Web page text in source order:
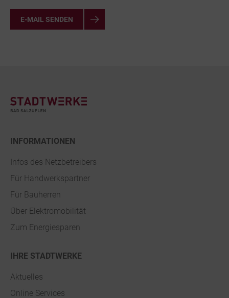
E-MAIL SENDEN
INFORMATIONEN
Infos des Netzbetreibers
Für Handwerkspartner
Für Bauherren
Über Elektromobilität
Zum Energiesparen
IHRE STADTWERKE
Aktuelles
Online Services